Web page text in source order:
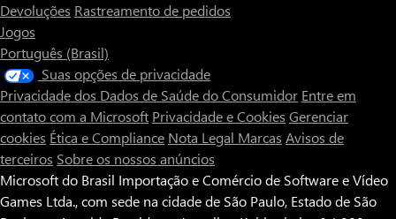
Devoluções Rastreamento de pedidos
Jogos
Português (Brasil)
Suas opções de privacidade
Privacidade dos Dados de Saúde do Consumidor Entre em
contato com a Microsoft Privacidade e Cookies Gerenciar
cookies Ética e Compliance Nota Legal Marcas Avisos de
terceiros Sobre os nossos anúncios
Microsoft do Brasil Importação e Comércio de Software e Vídeo
Games Ltda., com sede na cidade de São Paulo, Estado de São